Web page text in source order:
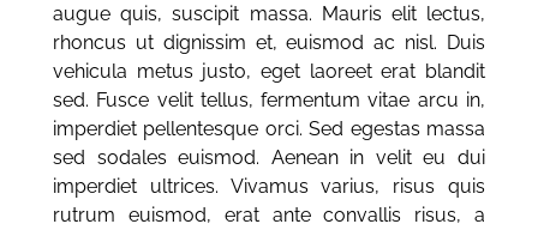
augue quis, suscipit massa. Mauris elit lectus,
rhoncus ut dignissim et, euismod ac nisl. Duis
vehicula metus justo, eget laoreet erat blandit
sed. Fusce velit tellus, fermentum vitae arcu in,
imperdiet pellentesque orci. Sed egestas massa
sed sodales euismod. Aenean in velit eu dui
imperdiet ultrices. Vivamus varius, risus quis
rutrum euismod, erat ante convallis risus, a